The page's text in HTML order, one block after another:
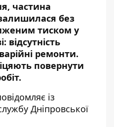
частина
без
тиском у
відсутність
ремонти.
повернути
із
Дніпровської